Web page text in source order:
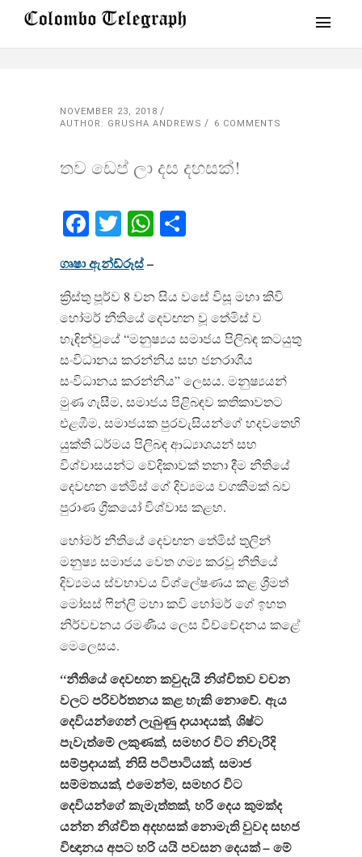
NOVEMBER 23, 2018
AUTHOR: GRUSHA ANDREWS
6 COMMENTS
තව ඩෙප් ලා දස දහසක්!
Facebook
TwitterWhatsApp
ගෘෂා ඇන්ඩ්රූස්–
ක්‍රිස්තු පූර්ව 8 වන සිය වසේ විසූ මහා කිවි
හෝමර් නීතියේ දෙවඟන වූ තේමිස් ව
හැඳින්වුයේ “මනුෂ්‍යය සමාජය පිලිබඳ කටයුතු
සංවිධානය කරන්නිය සහ ජනරාශීය
සංවිධානය කරන්නිය” ලෙසය. මනුෂ්‍යයන්
මුණ ගැසීම, සමාජය පිළිබඳව කතිකාවතට
එළඹීම, සමාජයක පුරවැසියන්ගේ හදවතෙහි
යුක්ති ධර්මය පිලිබඳ ආධ්‍යාශයන් සහ
විශ්වාසයන්ට වේදිකාවක් තනා දීම නීතියේ
දෙවඟන තේමිස් ගේ දිව්‍යමය වගකීමක් බව
පුරාණ ග්‍රීකයෝ විශ්වාස කළහ.
හෝමර් නීතියේ දෙවඟන තේමිස් තුලින්
මනුෂ්‍ය සමාජය වෙත ගම්‍ය කරවූ නීතියේ
දිව්‍යමය ස්වභාවය විශ්ලේෂණය කළ ශ්‍රීමත්
මෝසස් ෆින්ලි මහා කවි හෝමර් ගේ ඉහත
නිර්වචනය රමණීය ලෙස වීච්චේදනය කළේ
මෙලෙසය.
“නීතියේදෙවඟනකවුදැයිනිශ්චිතවවචන
වලටපරිවර්තනයකළහැකිනොවේ. ඇය
දෙවියන්ගෙන්ලැබුණුදායාදයක්, ශිෂ්ට
පැවැත්මේලකුණක්, සමහරවිටනිවැරිදි
සම්ප්‍රදායක්, නිසිපටිපාටියක්, සමාජ
සම්මතයක්, එමෙන්ම, සමහරවිට
දෙවියන්ගේකැමැත්තක්, හරිදෙයකුමක්ද
යන්නනිශ්චිතඅදහසක්නොමැතිවුවදසහජ
විඥානයඅපටහරියයිපවසනදෙයක්–මේ